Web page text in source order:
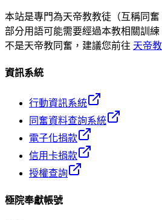
本站是專門為天帝教教徒（互稱同奮
部分用語可能需要經過本教相關訓
不是天帝教同奮，建議您前往 天帝
資訊系統
行動資訊系統
同奮資料查詢系統
電子化捐款
信用卡捐款
授權查詢
極院奉獻帳號